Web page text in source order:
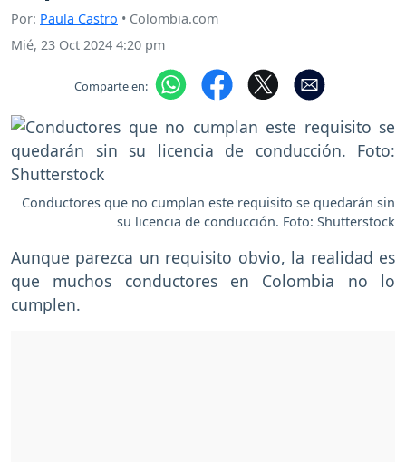
Por: Paula Castro • Colombia.com
Mié, 23 Oct 2024 4:20 pm
Comparte en:
Conductores que no cumplan este requisito se quedarán sin
su licencia de conducción. Foto: Shutterstock
Aunque parezca un requisito obvio, la realidad es
que muchos conductores en Colombia no lo
cumplen.